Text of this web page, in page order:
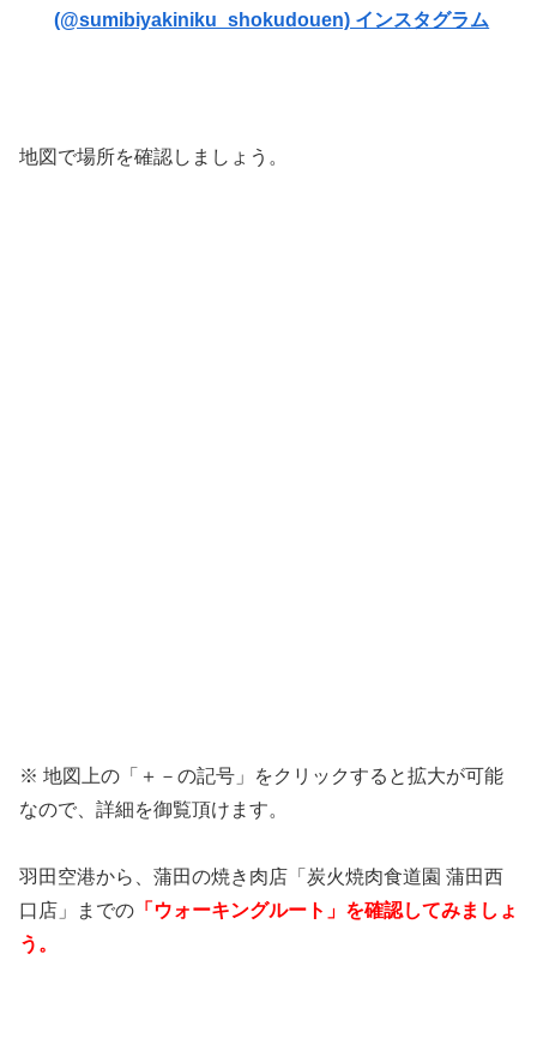
(@sumibiyakiniku_shokudouen) インスタグラム
地図で場所を確認しましょう。
※ 地図上の「＋－の記号」をクリックすると拡大が可能
なので、詳細を御覧頂けます。
羽田空港から、蒲田の焼き肉店「炭火焼肉食道園 蒲田西
口店」までの 「ウォーキングルート」を確認してみましょ
う。